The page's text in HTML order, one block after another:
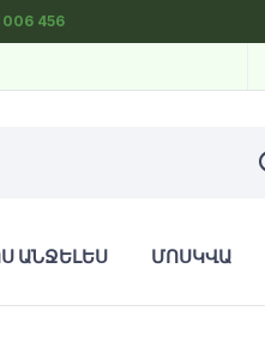
006 456
ԱՆՋԵԼԵՍ ՄՈՍԿՎԱ